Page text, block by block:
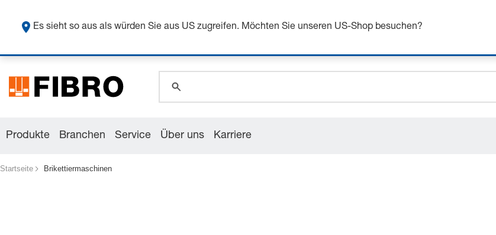
Sichern Sie sich bis zu 7% Rabatt - hier klicken um
global.search.placeholder.sku
Produkte Branchen Service Über uns Karriere
Startseite Brikettiermaschinen
Es sieht so aus als würden Sie aus US zugreifen. Möchten Sie unseren US-Shop besuchen?